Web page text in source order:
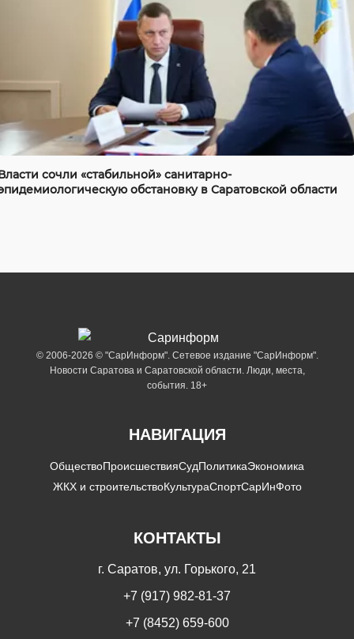
сочли «стабильной» санитарно-
обстановку в Саратовской области
© 2006-2026 © "СарИнформ". Сетевое издание "СарИнформ".
Новости Саратова и Саратовской области. Люди, места,
события. 18+
НАВИГАЦИЯ
ОбществоПроисшествияСудПолитикаЭкономика
ЖКХ и строительствоКультураСпортСарИнФото
КОНТАКТЫ
г. Саратов, ул. Горького, 21
+7 (917) 982-81-37
+7 (8452) 659-600